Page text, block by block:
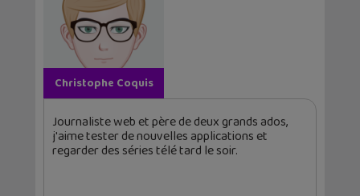
Christophe Coquis
Journaliste web et père de deux grands ados,
j'aime tester de nouvelles applications et
regarder des séries télé tard le soir.